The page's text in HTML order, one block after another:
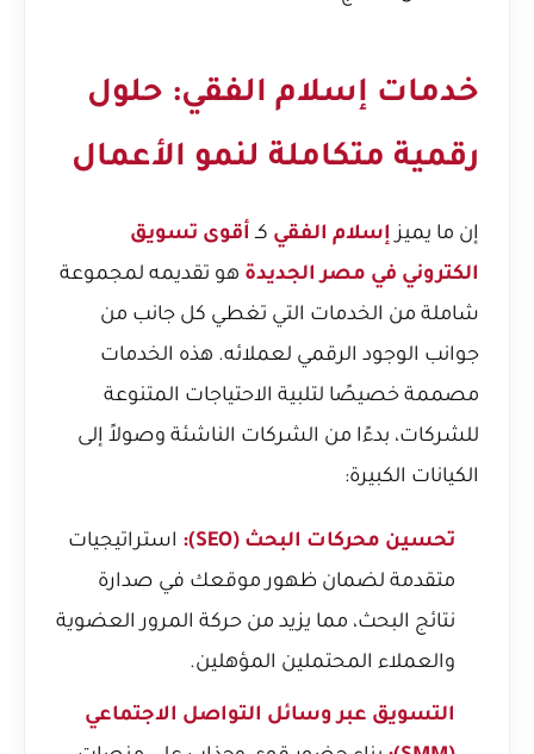
خدمات إسلام الفقي: حلول
رقمية متكاملة لنمو الأعمال
إن ما يميزإسلام الفقي كـ أقوى تسويق
الكتروني في مصر الجديدة هو تقديمه لمجموعة
شاملة من الخدمات التي تغطي كل جانب من
جوانب الوجود الرقمي لعملائه. هذه الخدمات
مصممة خصيصًا لتلبية الاحتياجات المتنوعة
للشركات، بدءًا من الشركات الناشئة وصولاً إلى
الكيانات الكبيرة:
تحسين محركات البحث (SEO):
استراتيجيات
متقدمة لضمان ظهور موقعك في صدارة
نتائج البحث، مما يزيد من حركة المرور العضوية
والعملاء المحتملين المؤهلين.
التسويق عبر وسائل التواصل الاجتماعي